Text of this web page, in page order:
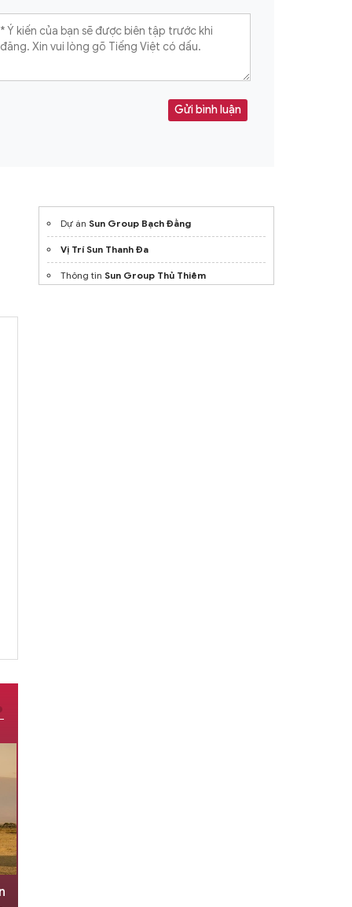
Gửi bình luận
Dự án Sun Group Bạch Đằng
Vị Trí Sun Thanh Đa
Thông tin Sun Group Thủ Thiêm